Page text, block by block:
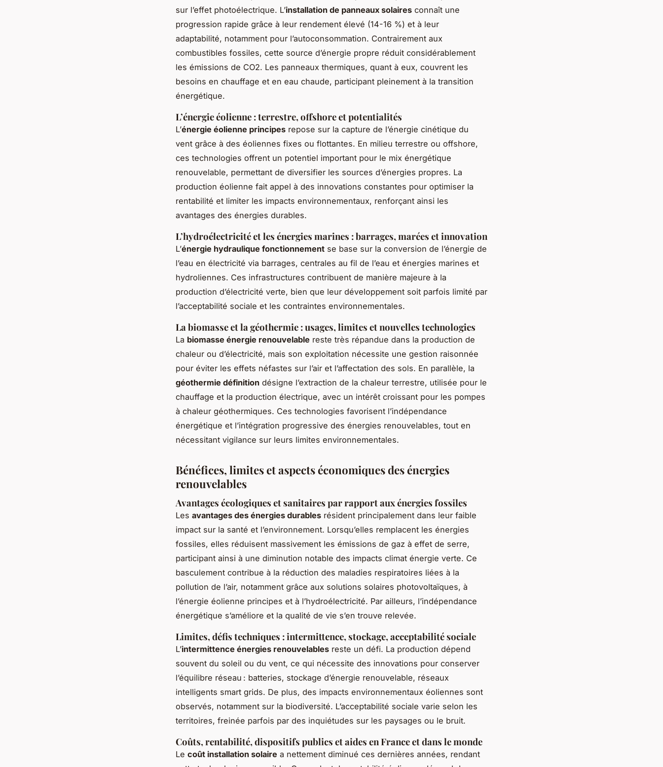
sur l’effet photoélectrique. L’installation de panneaux solaires connaît une
progression rapide grâce à leur rendement élevé (14-16 %) et à leur
adaptabilité, notamment pour l’autoconsommation. Contrairement aux
combustibles fossiles, cette source d’énergie propre réduit considérablement
les émissions de CO2. Les panneaux thermiques, quant à eux, couvrent les
besoins en chauffage et en eau chaude, participant pleinement à la transition
énergétique.
L’énergie éolienne : terrestre, offshore et potentialités
L’énergie éolienne principes repose sur la capture de l’énergie cinétique du
vent grâce à des éoliennes fixes ou flottantes. En milieu terrestre ou offshore,
ces technologies offrent un potentiel important pour le mix énergétique
renouvelable, permettant de diversifier les sources d’énergies propres. La
production éolienne fait appel à des innovations constantes pour optimiser la
rentabilité et limiter les impacts environnementaux, renforçant ainsi les
avantages des énergies durables.
L’hydroélectricité et les énergies marines : barrages, marées et innovation
L’énergie hydraulique fonctionnement se base sur la conversion de l’énergie de
l’eau en électricité via barrages, centrales au fil de l’eau et énergies marines et
hydroliennes. Ces infrastructures contribuent de manière majeure à la
production d’électricité verte, bien que leur développement soit parfois limité par
l’acceptabilité sociale et les contraintes environnementales.
La biomasse et la géothermie : usages, limites et nouvelles technologies
La biomasse énergie renouvelable reste très répandue dans la production de
chaleur ou d’électricité, mais son exploitation nécessite une gestion raisonnée
pour éviter les effets néfastes sur l’air et l’affectation des sols. En parallèle, la
géothermie définition désigne l’extraction de la chaleur terrestre, utilisée pour le
chauffage et la production électrique, avec un intérêt croissant pour les pompes
à chaleur géothermiques. Ces technologies favorisent l’indépendance
énergétique et l’intégration progressive des énergies renouvelables, tout en
nécessitant vigilance sur leurs limites environnementales.
Bénéfices, limites et aspects économiques des énergies
renouvelables
Avantages écologiques et sanitaires par rapport aux énergies fossiles
Les avantages des énergies durables résident principalement dans leur faible
impact sur la santé et l’environnement. Lorsqu’elles remplacent les énergies
fossiles, elles réduisent massivement les émissions de gaz à effet de serre,
participant ainsi à une diminution notable des impacts climat énergie verte. Ce
basculement contribue à la réduction des maladies respiratoires liées à la
pollution de l’air, notamment grâce aux solutions solaires photovoltaïques, à
l’énergie éolienne principes et à l’hydroélectricité. Par ailleurs, l’indépendance
énergétique s’améliore et la qualité de vie s’en trouve relevée.
Limites, défis techniques : intermittence, stockage, acceptabilité sociale
L’intermittence énergies renouvelables reste un défi. La production dépend
souvent du soleil ou du vent, ce qui nécessite des innovations pour conserver
l’équilibre réseau : batteries, stockage d’énergie renouvelable, réseaux
intelligents smart grids. De plus, des impacts environnementaux éoliennes sont
observés, notamment sur la biodiversité. L’acceptabilité sociale varie selon les
territoires, freinée parfois par des inquiétudes sur les paysages ou le bruit.
Coûts, rentabilité, dispositifs publics et aides en France et dans le monde
Le coût installation solaire a nettement diminué ces dernières années, rendant